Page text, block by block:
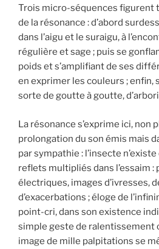
Trois micro-séquences figurent
de la résonance : d’abord
dans l’aigu et le suraigu, à
régulière et sage ; puis se
poids et s’amplifiant de ses
en exprimer les couleurs ; enfin,
sorte de goutte à goutte,
La résonance s’exprime ici, non
prolongation du son émis mais
par sympathie : l’insecte
reflets multipliés dans l’essaim :
électriques, images d’ivresses,
d’exacerbations ; éloge de
point-cri, dans son existence
simple geste de ralentissement
image de mille palpitations se